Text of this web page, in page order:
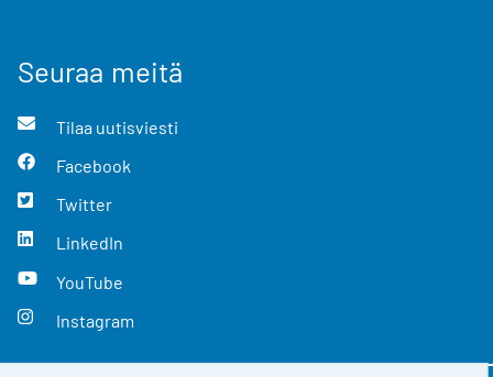
Seuraa meitä
Tilaa uutisviesti
Facebook
Twitter
LinkedIn
YouTube
Instagram